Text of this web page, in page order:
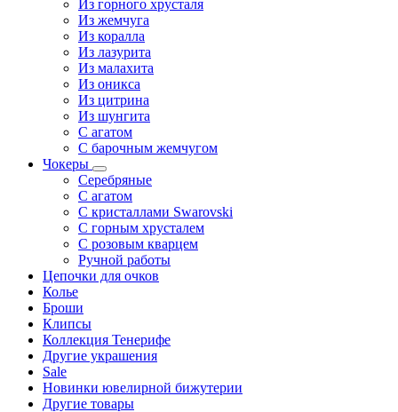
Из горного хрусталя
Из жемчуга
Из коралла
Из лазурита
Из малахита
Из оникса
Из цитрина
Из шунгита
С агатом
С барочным жемчугом
Чокеры
Серебряные
С агатом
С кристаллами Swarovski
С горным хрусталем
С розовым кварцем
Ручной работы
Цепочки для очков
Колье
Броши
Клипсы
Коллекция Тенерифе
Другие украшения
Sale
Новинки ювелирной бижутерии
Другие товары